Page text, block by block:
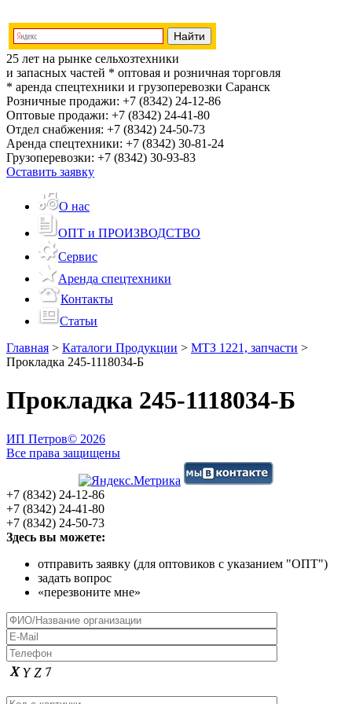
25 лет на рынке сельхозтехники
и запасных частей * оптовая и розничная торговля
* аренда спецтехники и грузоперевозки Саранск
Розничные продажи: +7 (8342) 24-12-86
Оптовые продажи: +7 (8342) 24-41-80
Отдел снабжения: +7 (8342) 24-50-73
Аренда спецтехники: +7 (8342) 30-81-24
Грузоперевозки: +7 (8342) 30-93-83
Оставить заявку
О нас
ОПТ и ПРОИЗВОДСТВО
Сервис
Аренда спецтехники
Контакты
Статьи
Главная > Каталоги Продукции > МТЗ 1221, запчасти >
Прокладка 245-1118034-Б
Прокладка 245-1118034-Б
ИП Петров© 2026
Все права защищены
+7 (8342) 24-12-86
+7 (8342) 24-41-80
+7 (8342) 24-50-73
Здесь вы можете:
отправить заявку (для оптовиков с указанием "ОПТ")
задать вопрос
«перезвоните мне»